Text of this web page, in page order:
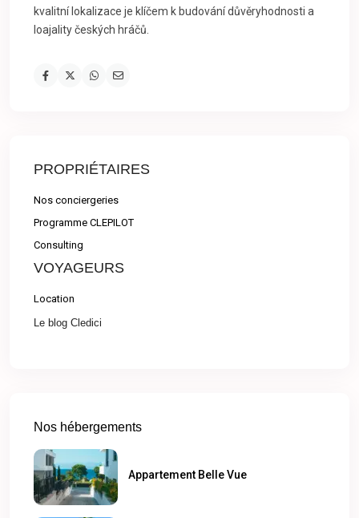
kvalitní lokalizace je klíčem k budování důvěryhodnosti a
loajality českých hráčů.
PROPRIÉTAIRES
Nos conciergeries
Programme CLEPILOT
Consulting
VOYAGEURS
Location
Le blog Cledici
Nos hébergements
Appartement Belle Vue